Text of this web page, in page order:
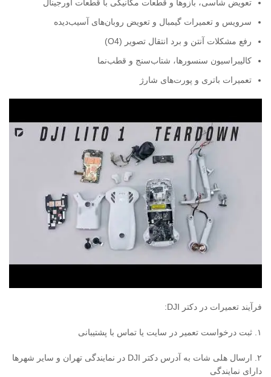
تعویض شاسی، بازوها و قطعات مکانیکی با قطعات اورجینال
سرویس و تعمیرات گیمبال و تعویض روبان‌های آسیب‌دیده
رفع مشکلات آنتن و برد انتقال تصویر (O4)
کالیبراسیون سنسورها، شتاب‌سنج و قطب‌نما
تعمیرات باتری و پورت‌های شارژ
فرآیند تعمیرات در دکتر DJI:
۱. ثبت درخواست تعمیر در سایت یا تماس با پشتیبانی
۲. ارسال هلی شات به آدرس دکتر DJI در نمایندگی تهران و سایر شهرها
دارای نمایندگی